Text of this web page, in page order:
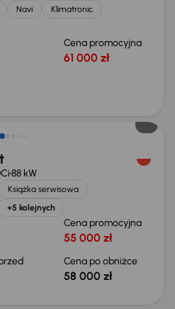
Navi
Klimatronic
Cena promocyjna
61 000 zł
88 kW
Książka serwisowa
+5 kolejnych
Cena promocyjna
55 000 zł
Cena po obniżce
58 000 zł